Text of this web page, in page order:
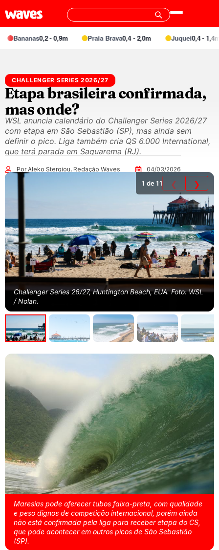
Bananas0,2 - 0,9m Praia Brava0,4 - 2,0m Juquei0,4 - 1,4m
CHALLENGER SERIES 2026/27
Etapa brasileira confirmada,
mas onde?
WSL anuncia calendário do Challenger Series 2026/27
com etapa em São Sebastião (SP), mas ainda sem
definir o pico. Liga também cria QS 6.000 International,
que terá parada em Saquarema (RJ).
Por Aleko Stergiou, Redação Waves 04/03/2026
Challenger Series 26/27, Huntington Beach, EUA. Foto: WSL
/ Nolan.
1 de 11 ❮ ❯
Maresias pode oferecer tubos faixa-preta, com qualidade
e peso dignos de competição internacional, porém ainda
não está confirmada pela liga para receber etapa do CS,
que pode acontecer em outros picos de São Sebastião
(SP).